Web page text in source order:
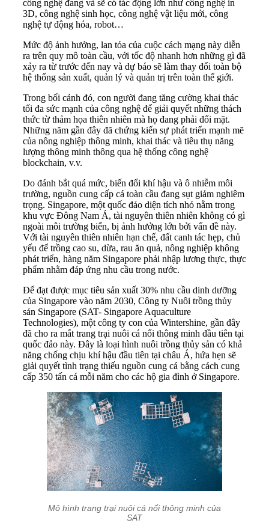
công nghệ đang và sẽ có tác động lớn như công nghệ in
3D, công nghệ sinh học, công nghệ vật liệu mới, công
nghệ tự động hóa, robot…
Mức độ ảnh hưởng, lan tỏa của cuộc cách mạng này diễn
ra trên quy mô toàn cầu, với tốc độ nhanh hơn những gì đã
xảy ra từ trước đến nay và dự báo sẽ làm thay đổi toàn bộ
hệ thống sản xuất, quản lý và quản trị trên toàn thế giới.
Trong bối cảnh đó, con người đang tăng cường khai thác
tối đa sức mạnh của công nghệ để giải quyết những thách
thức từ thảm họa thiên nhiên mà họ đang phải đối mặt.
Những năm gần đây đã chứng kiến sự phát triển mạnh mẽ
của nông nghiệp thông minh, khai thác và tiêu thụ năng
lượng thông minh thông qua hệ thống công nghệ
blockchain, v.v.
Do đánh bắt quá mức, biến đổi khí hậu và ô nhiễm môi
trường, nguồn cung cấp cá toàn cầu đang sụt giảm nghiêm
trọng. Singapore, một quốc đảo diện tích nhỏ nằm trong
khu vực Đông Nam Á, tài nguyên thiên nhiên không có gì
ngoài môi trường biển, bị ảnh hưởng lớn bởi vấn đề này.
Với tài nguyên thiên nhiên hạn chế, đất canh tác hẹp, chủ
yếu để trồng cao su, dừa, rau ăn quả, nông nghiệp không
phát triển, hàng năm Singapore phải nhập lương thực, thực
phẩm nhằm đáp ứng nhu cầu trong nước.
Để đạt được mục tiêu sản xuất 30% nhu cầu dinh dưỡng
của Singapore vào năm 2030, Công ty Nuôi trồng thủy
sản Singapore (SAT- Singapore Aquaculture
Technologies), một công ty con của Wintershine, gần đây
đã cho ra mắt trang trại nuôi cá nổi thông minh đầu tiên tại
quốc đảo này. Đây là loại hình nuôi trồng thủy sản có khả
năng chống chịu khí hậu đầu tiên tại châu Á, hứa hẹn sẽ
giải quyết tình trạng thiếu nguồn cung cá bằng cách cung
cấp 350 tấn cá mỗi năm cho các hộ gia đình ở Singapore.
Mô hình trang trại nuôi cá nổi thông minh của
SAT